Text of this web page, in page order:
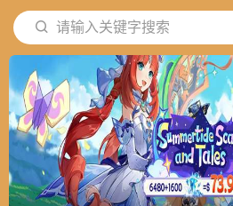
18267711*成功下单
请输入关键字搜索